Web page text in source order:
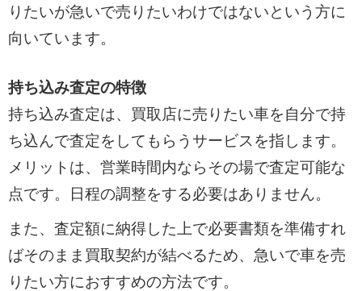
りたいが急いで売りたいわけではないという方に
向いています。
持ち込み査定の特徴
持ち込み査定は、買取店に売りたい車を自分で持
ち込んで査定をしてもらうサービスを指します。
メリットは、営業時間内ならその場で査定可能な
点です。日程の調整をする必要はありません。
また、査定額に納得した上で必要書類を準備すれ
ばそのまま買取契約が結べるため、急いで車を売
りたい方におすすめの方法です。